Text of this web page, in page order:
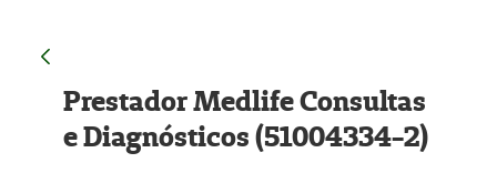
Prestador Medlife Consultas
e Diagnósticos (51004334-2)